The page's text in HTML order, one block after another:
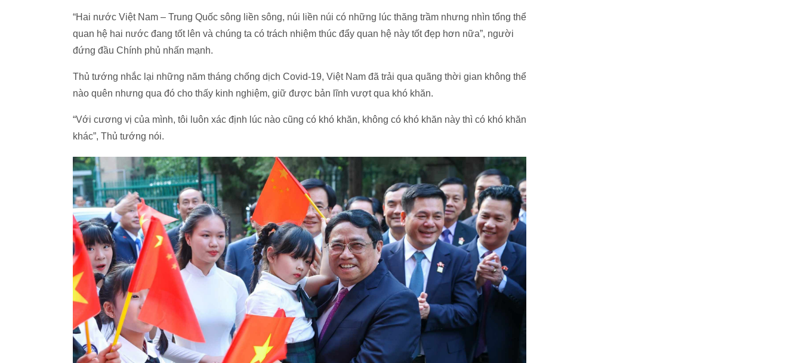
“Hai nước Việt Nam – Trung Quốc sông liền sông, núi liền núi có những lúc thăng trầm nhưng nhìn tổng thể
quan hệ hai nước đang tốt lên và chúng ta có trách nhiệm thúc đẩy quan hệ này tốt đẹp hơn nữa”, người
đứng đầu Chính phủ nhấn mạnh.
Thủ tướng nhắc lại những năm tháng chống dịch Covid-19, Việt Nam đã trải qua quãng thời gian không thể
nào quên nhưng qua đó cho thấy kinh nghiệm, giữ được bản lĩnh vượt qua khó khăn.
“Với cương vị của mình, tôi luôn xác định lúc nào cũng có khó khăn, không có khó khăn này thì có khó khăn
khác”, Thủ tướng nói.